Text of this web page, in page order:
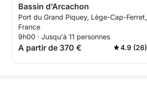
Bassin d’Arcachon
Port du Grand Piquey, Lège-Cap-Ferret,
France
9h00 · Jusqu'à 11 personnes
A partir de 370 € 4.9 (26)